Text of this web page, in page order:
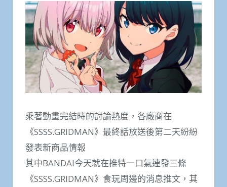
乘著動畫完結時的討論熱度，各廠商在
《SSSS.GRIDMAN》最終話放送後第二天紛紛
發表新商品情報
其中BANDAI今天就在推特一口氣連發三條
《SSSS.GRIDMAN》食玩周邊的消息推文，其